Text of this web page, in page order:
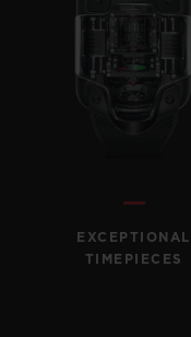
EXCEPTIONAL
TIMEPIECES